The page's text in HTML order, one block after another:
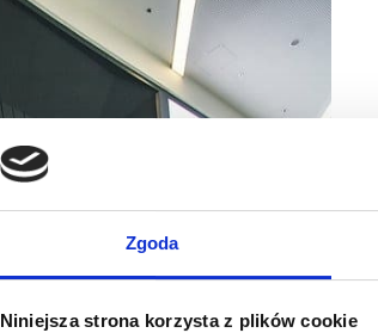
Zgoda
Niniejsza strona korzysta z plików cookie